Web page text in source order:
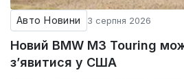
Авто Новини 3 серпня 2026
Новий BMW M3 Touring
з’явитися у США